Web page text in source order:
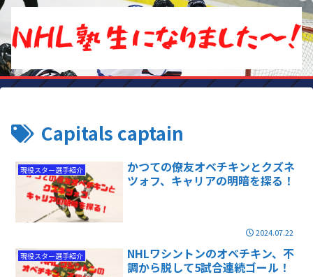
Capitals captain
現役スター選手紹介
かつての僚友オベチキンとクズネ
ツォフ、キャリアの明暗を探る！
2024.07.22
現役スター選手紹介
NHLワシントンのオベチキン、不
調から脱して5試合連続ゴール！